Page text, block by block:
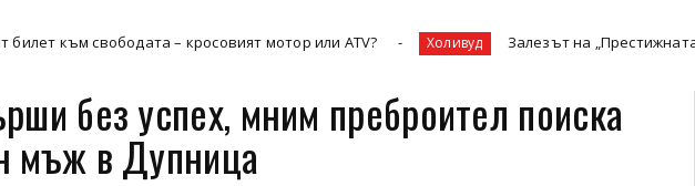
– кросовият мотор или ATV? Холивуд Залезът на „Престижната телевизия“
без успех, мним преброител поиска
мъж в Дупница